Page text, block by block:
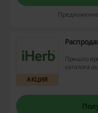
АКЦИЯ
Пришло
каталога